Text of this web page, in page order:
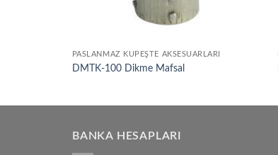
PASLANMAZ KÜPEŞTE AKSESUARLARI
DMTK-100 Dikme Mafsal
BANKA HESAPLARI